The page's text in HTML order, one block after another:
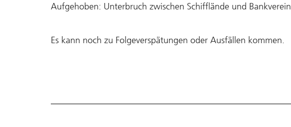
Aufgehoben: Unterbruch zwischen Schifflände und Bankverein
Es kann noch zu Folgeverspätungen oder Ausfällen kommen.